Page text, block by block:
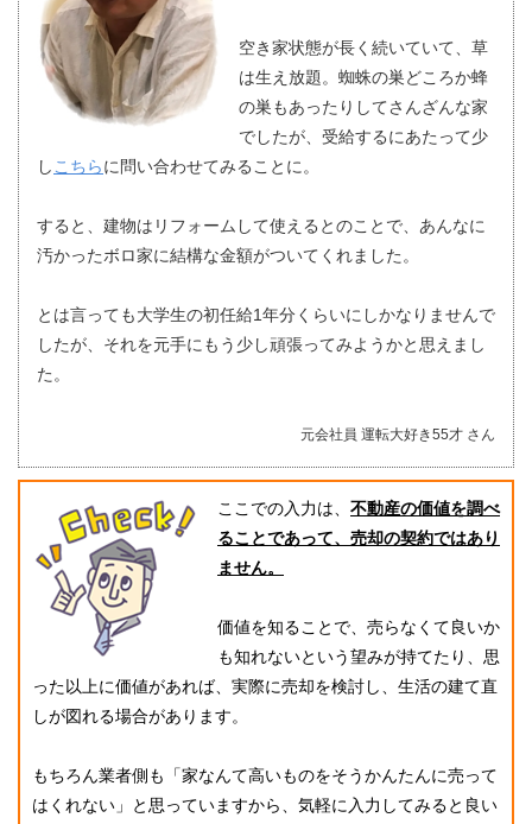
空き家状態が長く続いていて、草
は生え放題。蜘蛛の巣どころか蜂
の巣もあったりしてさんざんな家
でしたが、受給するにあたって少
しこちらに問い合わせてみることに。
すると、建物はリフォームして使えるとのことで、あんなに
汚かったボロ家に結構な金額がついてくれました。
とは言っても大学生の初任給1年分くらいにしかなりませんで
したが、それを元手にもう少し頑張ってみようかと思えまし
た。
元会社員 運転大好き55才 さん
ここでの入力は、 不動産の価値を調べ
ることであって、売却の契約ではあり
ません。
価値を知ることで、売らなくて良いか
も知れないという望みが持てたり、思
った以上に価値があれば、実際に売却を検討し、生活の建て直
しが図れる場合があります。
もちろん業者側も「家なんて高いものをそうかんたんに売って
はくれない」と思っていますから、気軽に入力してみると良い